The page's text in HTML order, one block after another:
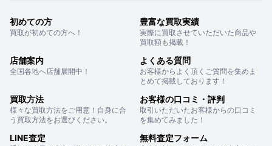
初めての方
買取が初めての方へ！
豊富な買取実績
実際に買取させていただいた商品や
買取額も掲載！
店舗案内
全国各地へ店舗展開中！
よくある質問
お客様からよく頂くご質問を集めま
とめて掲載しております！
買取方法
様々な買取方法をご用意！自身に合
う買取方法をお選びください。
お客様の口コミ・評判
取引いただいたお客様からの口コミ
を集めてみました！
LINE査定 無料査定フォーム